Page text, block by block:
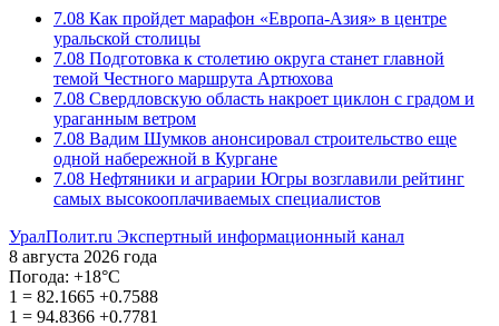
7.08 Как пройдет марафон «Европа-Азия» в центре
уральской столицы
7.08 Подготовка к столетию округа станет главной
темой Честного маршрута Артюхова
7.08 Свердловскую область накроет циклон с градом и
ураганным ветром
7.08 Вадим Шумков анонсировал строительство еще
одной набережной в Кургане
7.08 Нефтяники и аграрии Югры возглавили рейтинг
самых высокооплачиваемых специалистов
УралПолит.ru Экспертный информационный канал
8 августа 2026 года
Погода: +18°С
1 = 82.1665 +0.7588
1 = 94.8366 +0.7781